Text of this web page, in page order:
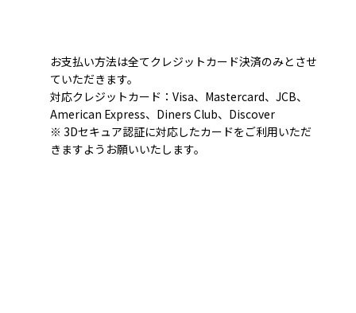
お支払い方法は全てクレジットカード決済のみとさせ
ていただきます。
対応クレジットカード：Visa、Mastercard、JCB、
American Express、Diners Club、Discover
※ 3Dセキュア認証に対応したカードをご利用いただ
きますようお願いいたします。